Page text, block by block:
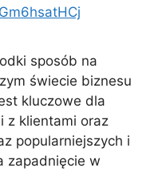
sposób na
świecie biznesu
kluczowe dla
z klientami oraz
popularniejszych i
zapadnięcie w